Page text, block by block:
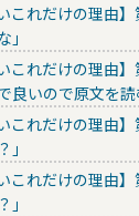
これだけの理由
これだけの理由
いので原文を読
これだけの理由
これだけの理由